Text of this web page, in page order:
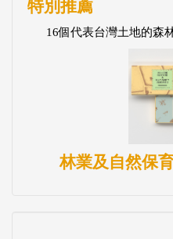
特別推薦
16個代表台灣土地的森
林業及自然保